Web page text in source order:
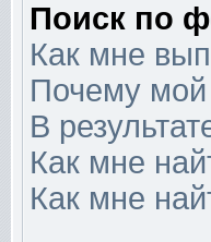
Поиск по
Как мне
Почему мой
В
Как мне
Как мне